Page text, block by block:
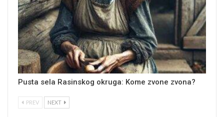
Pusta sela Rasinskog okruga: Kome zvone zvona?
PREV NEXT